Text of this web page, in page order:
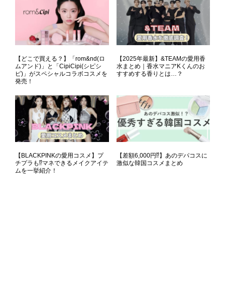
【どこで買える？】「rom&nd(ロ
ムアンド)」と「CipiCipi(シピシ
ピ)」がスペシャルコラボコスメを
発売！
【2025年最新】&TEAMの愛用香
水まとめ｜香水マニアKくんのお
すすめする香りとは…？
【BLACKPINKの愛用コスメ】プ
チプラも⁉マネできるメイクアイテ
ムを一挙紹介！
【差額6,000円⁉】あのデパコスに
激似な韓国コスメまとめ